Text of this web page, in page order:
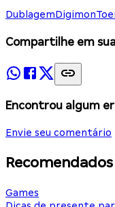
DublagemDigimon
Compartilhe em
Encontrou algum
Envie seu comentário
Games